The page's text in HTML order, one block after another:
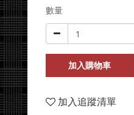
數量
加入購物車
加入追蹤清單